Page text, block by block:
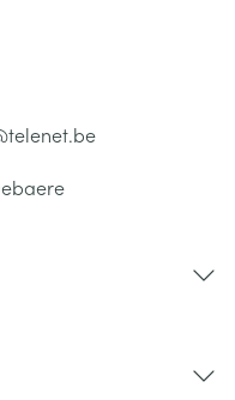
telenet.be